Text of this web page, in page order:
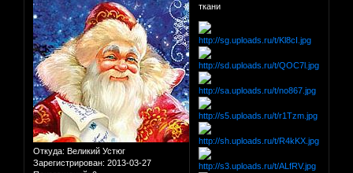
Откуда: Великий Устюг
Зарегистрирован: 2013-03-27
ткани